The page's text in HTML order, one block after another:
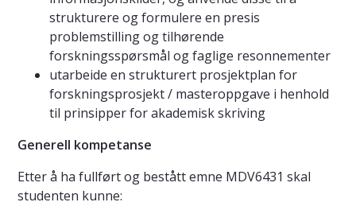
strukturere og formulere en presis
problemstilling og tilhørende
forskningsspørsmål og faglige resonnementer
utarbeide en strukturert prosjektplan for
forskningsprosjekt / masteroppgave i henhold
til prinsipper for akademisk skriving
Generell kompetanse
Etter å ha fullført og bestått emne MDV6431 skal
studenten kunne: